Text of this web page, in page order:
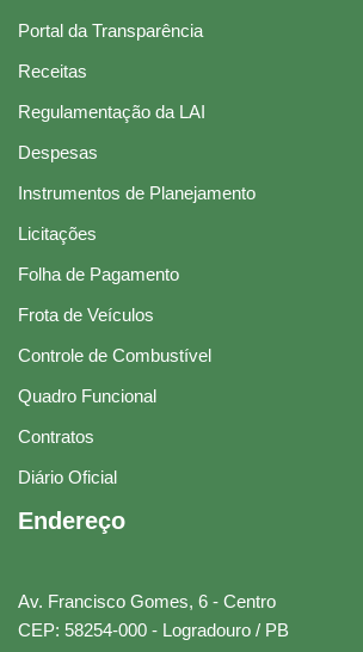
Portal da Transparência
Receitas
Regulamentação da LAI
Despesas
Instrumentos de Planejamento
Licitações
Folha de Pagamento
Frota de Veículos
Controle de Combustível
Quadro Funcional
Contratos
Diário Oficial
Endereço
Av. Francisco Gomes, 6 - Centro
CEP: 58254-000 - Logradouro / PB